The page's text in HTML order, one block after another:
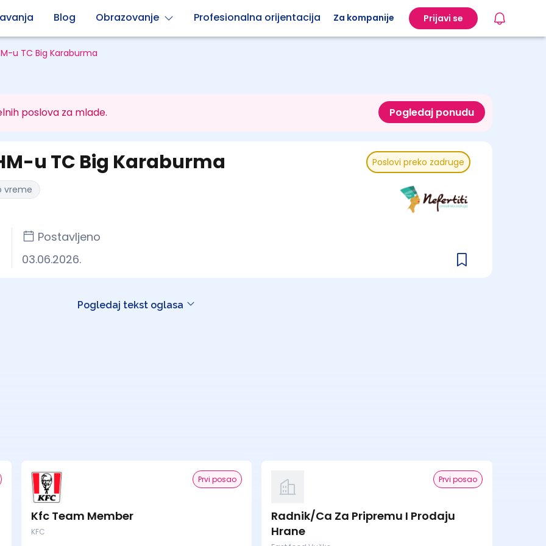
Blog Obrazovanje Profesionalna orijentacija Za kompanije Prijavi se
u TC Big Karaburma
poslova za mlade. Pogledaj ponudu
Poslovi preko zadruge
u TC Big Karaburma
Postavljeno
03.06.2026.
vreme
Pogledaj tekst oglasa
Prvi posao
Kfc Team Member
KFC
Prvi posao
Radnik/Ca Za Pripremu I Prodaju
Hrane